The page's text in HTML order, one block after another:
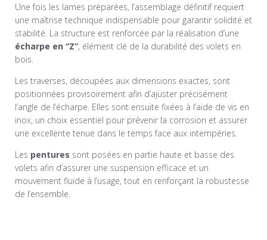
Une fois les lames préparées, l’assemblage définitif requiert
une maîtrise technique indispensable pour garantir solidité et
stabilité. La structure est renforcée par la réalisation d’une
écharpe en “Z”, élément clé de la durabilité des volets en
bois.
Les traverses, découpées aux dimensions exactes, sont
positionnées provisoirement afin d’ajuster précisément
l’angle de l’écharpe. Elles sont ensuite fixées à l’aide de vis en
inox, un choix essentiel pour prévenir la corrosion et assurer
une excellente tenue dans le temps face aux intempéries.
Les pentures sont posées en partie haute et basse des
volets afin d’assurer une suspension efficace et un
mouvement fluide à l’usage, tout en renforçant la robustesse
de l’ensemble.